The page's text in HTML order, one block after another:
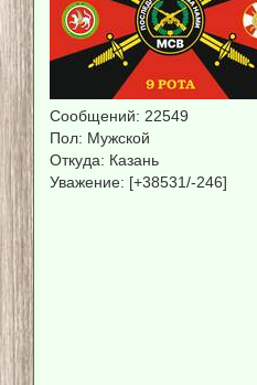
Сообщений: 22549
Пол: Мужской
Откуда: Казань
Уважение: [+38531/-246]